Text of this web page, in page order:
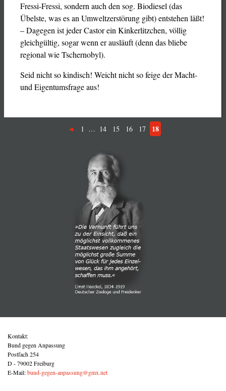
Fressi-Fressi, sondern auch den sog. Biodiesel (das
Übelste, was es an Umweltzerstörung gibt) entstehen läßt!
– Dagegen ist jeder Castor ein Kinkerlitzchen, völlig
gleichgültig, sogar wenn er ausläuft (denn das bliebe
regional wie Tschernobyl).
Seid nicht so kindisch! Weicht nicht so feige der Macht-
und Eigentumsfrage aus!
1 … 14 15 16 17 18
Kontakt:
Bund gegen Anpassung
Postfach 254
D - 79002 Freiburg
E-Mail:bund-gegen-anpassung@gmx.net